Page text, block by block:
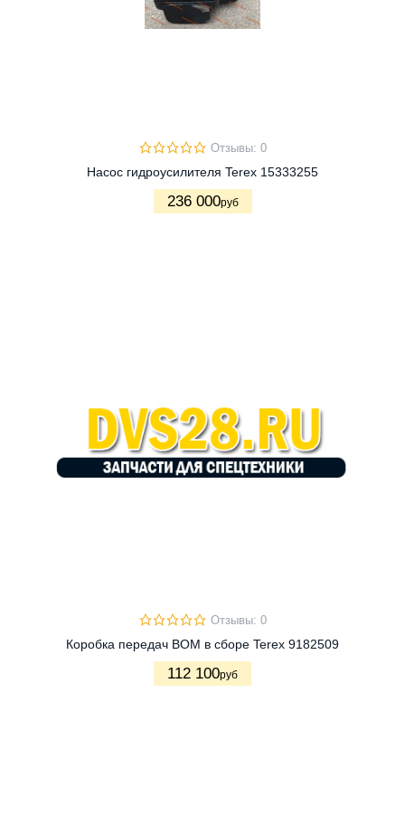
Отзывы: 0
Насос гидроусилителя Terex 15333255
236 000руб
Отзывы: 0
Коробка передач ВОМ в сборе Terex 9182509
112 100руб